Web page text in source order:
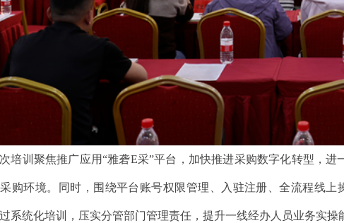
培训聚焦推广应用“雅砻E采”平台，加快推进采购数字化转型，
购环境。同时，围绕平台账号权限管理、入驻注册、全流程线
系统化培训，压实分管部门管理责任，提升一线经办人员业务实操